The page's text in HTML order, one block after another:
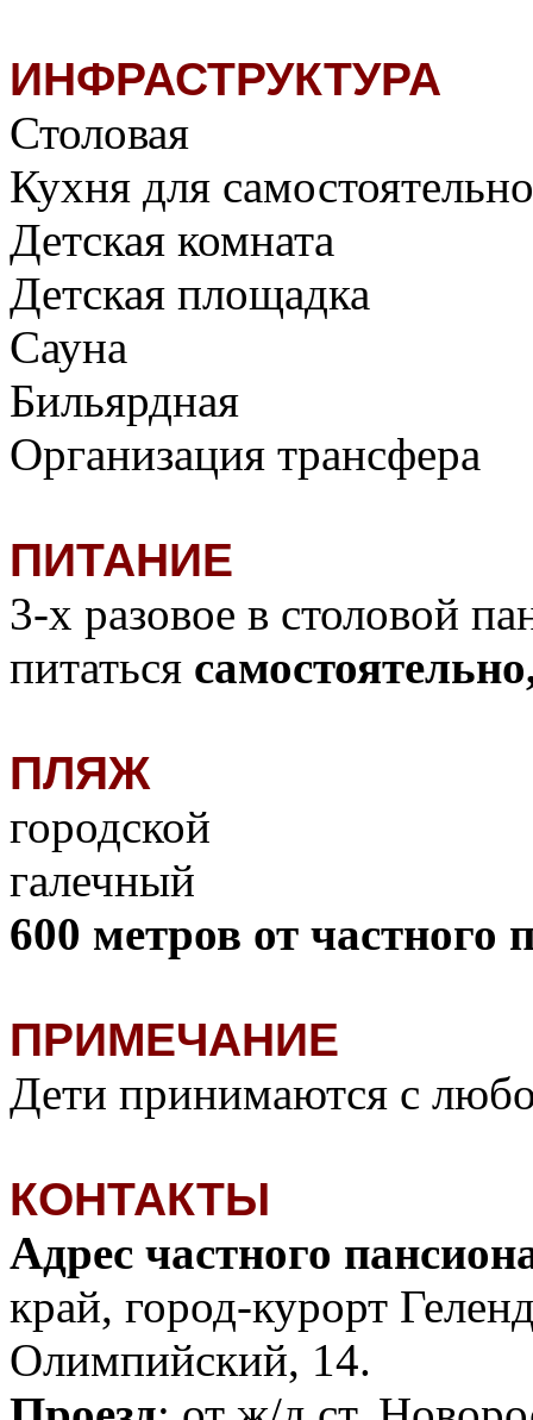
ИНФРАСТРУКТУРА
Столовая
Кухня для
Детская комната
Детская площадка
Сауна
Бильярдная
Организация трансфера
ПИТАНИЕ
3-х разовое в столовой
питаться
ПЛЯЖ
городской
галечный
600 метров от
ПРИМЕЧАНИЕ
Дети принимаются с
КОНТАКТЫ
Адрес частного
край, город-курорт
Олимпийский, 14.